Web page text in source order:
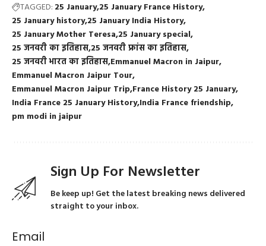
TAGGED: 25 January 25 January France History
25 January history 25 January India History
25 January Mother Teresa 25 January special
25 जनवरी का इतिहास 25 जनवरी फ्रांस का इतिहास
25 जनवरी भारत का इतिहास Emmanuel Macron in Jaipur
Emmanuel Macron Jaipur Tour
Emmanuel Macron Jaipur Trip France History 25 January
India France 25 January History India France friendship
pm modi in jaipur
Sign Up For Newsletter
Be keep up! Get the latest breaking news delivered
straight to your inbox.
Email